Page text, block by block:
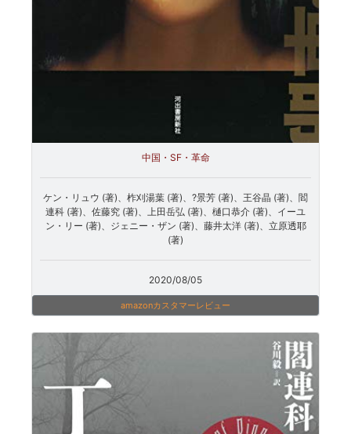
中国・SF・革命
ケン・リュウ (著)、柞刈湯葉 (著)、?景芳 (著)、王谷晶 (著)、閻
連科 (著)、佐藤究 (著)、上田岳弘 (著)、樋口恭介 (著)、イーユ
ン・リー (著)、ジェニー・ザン (著)、藤井太洋 (著)、立原透耶
(著)
2020/08/05
amazonカスタマーレビュー